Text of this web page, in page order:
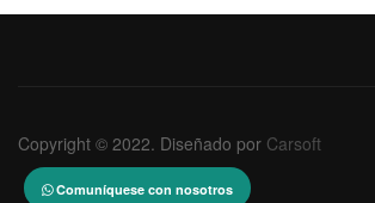
Copyright © 2022. Diseñado por Carsoft
Comuníquese con nosotros